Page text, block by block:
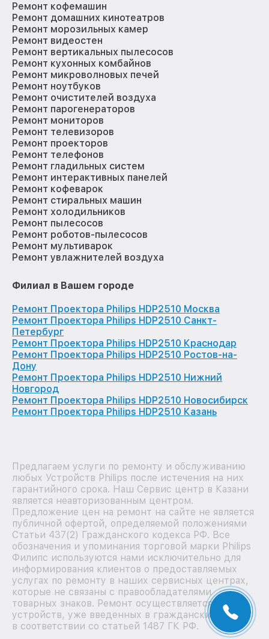
Ремонт кофемашин
Ремонт домашних кинотеатров
Ремонт морозильных камер
Ремонт видеостен
Ремонт вертикальных пылесосов
Ремонт кухонных комбайнов
Ремонт микроволновых печей
Ремонт ноутбуков
Ремонт очистителей воздуха
Ремонт парогенераторов
Ремонт мониторов
Ремонт телевизоров
Ремонт проекторов
Ремонт телефонов
Ремонт гладильных систем
Ремонт интерактивных панелей
Ремонт кофеварок
Ремонт стиральных машин
Ремонт холодильников
Ремонт пылесосов
Ремонт роботов-пылесосов
Ремонт мультиварок
Ремонт увлажнителей воздуха
Филиал в Вашем городе
Ремонт Проектора Philips HDP2510 Москва
Ремонт Проектора Philips HDP2510 Санкт-
Петербург
Ремонт Проектора Philips HDP2510 Краснодар
Ремонт Проектора Philips HDP2510 Ростов-на-
Дону
Ремонт Проектора Philips HDP2510 Нижний
Новгород
Ремонт Проектора Philips HDP2510 Новосибирск
Ремонт Проектора Philips HDP2510 Казань
Предлагаем услуги по ремонту и обслуживанию
любых Устройств Philips после истечения на них
гарантийного срока. Наш Сервис центр в Казани
является неавторизованным центром.
Предложение цен на ремонт на сайте не является
публичной офертой, определяемой положениями
Статьи 437(2) Гражданского кодекса РФ. Все
обозначения и упоминания торговой марки Philips
Филипс используются нами исключительно для
информирования клиентов о предоставляемых
услугах по ремонту в наших сервисных центрах,
которые не связаны с правообладателями
товарных знаков. Ремонт осуществляется для
устройств, уже введенных в гражданский оборот
в соответствии со статьей 1487 ГК РФ.